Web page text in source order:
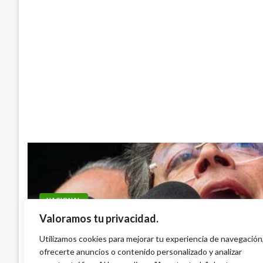
Valoramos tu privacidad.
Utilizamos cookies para mejorar tu experiencia de navegación,
ofrecerte anuncios o contenido personalizado y analizar
NACIONAL
La Asamblea Nacional Constituyente no
para nadie; no derogará ni cambiará la
Petro